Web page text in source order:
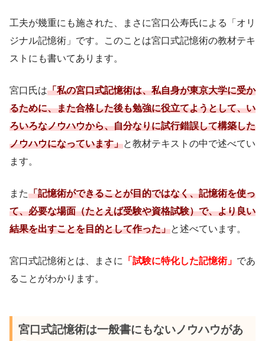
工夫が幾重にも施された、まさに宮口公寿氏による「オリ
ジナル記憶術」です。このことは宮口式記憶術の教材テキ
ストにも書いてあります。
宮口氏は「私の宮口式記憶術は、私自身が東京大学に受か
るために、また合格した後も勉強に役立てようとして、い
ろいろなノウハウから、自分なりに試行錯誤して構築した
ノウハウになっています」と教材テキストの中で述べてい
ます。
また「記憶術ができることが目的ではなく、記憶術を使っ
て、必要な場面（たとえば受験や資格試験）で、より良い
結果を出すことを目的として作った」と述べています。
宮口式記憶術とは、まさに 「試験に特化した記憶術」 であ
ることがわかります。
宮口式記憶術は一般書にもないノウハウがあ